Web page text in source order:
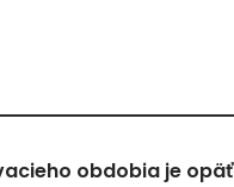
obdobia je opäť